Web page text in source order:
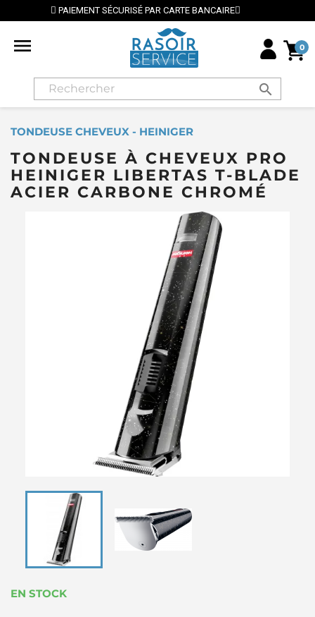
CARTE BANCAIRE ⭐ LIVRAISON GRATUITE EN
 0
search
TONDEUSE CHEVEUX - HEINIGER
TONDEUSE À CHEVEUX PRO
HEINIGER LIBERTAS T-BLADE
ACIER CARBONE CHROMÉ
EN STOCK